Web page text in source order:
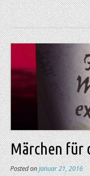
Märchen für
Posted onJanuar 21, 2016